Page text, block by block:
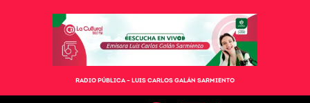
RADIO PÚBLICA – LUIS CARLOS GALÁN SARMIENTO